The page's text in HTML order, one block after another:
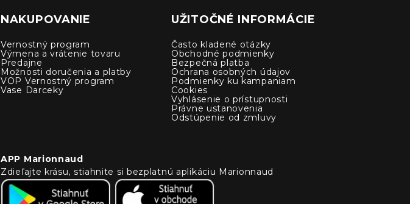
NAKUPOVANIE
Vernostný program
Výmena a vrátenie tovaru
Predajne
Možnosti doručenia a platby
VOP Vernostný program
Vase Darceky
UŽITOČNÉ INFORMÁCIE
Často kladené otázky
Obchodné podmienky
Bezpečná platba
Ochrana osobných údajov
Podmienky ku kampaniam
Cookies
Vyhlásenie o prístupnosti
Právne ustanovenia
Odstúpenie od zmluvy
APP Marionnaud
Zdieľajte krásu, stiahnite si bezplatnú aplikáciu Marionnaud